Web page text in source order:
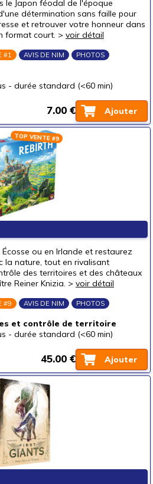
(32)
(47)
(1)
le Japon féodal de l'époque
détermination sans faille pour
et retrouver votre honneur dans
format court. > voir détail
#1 AVIS DE NIM PHOTOS
- durée standard (<60 min)
Ajouter
7.00 €
TOP VENTE #9
ou en Irlande et restaurez
la nature, tout en rivalisant
des territoires et des châteaux
Reiner Knizia. > voir détail
#9 AVIS DE NIM PHOTOS
et contrôle de territoire
- durée standard (<60 min)
Ajouter
45.00 €